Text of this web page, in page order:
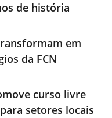
de história
em
da FCN
curso livre
setores locais